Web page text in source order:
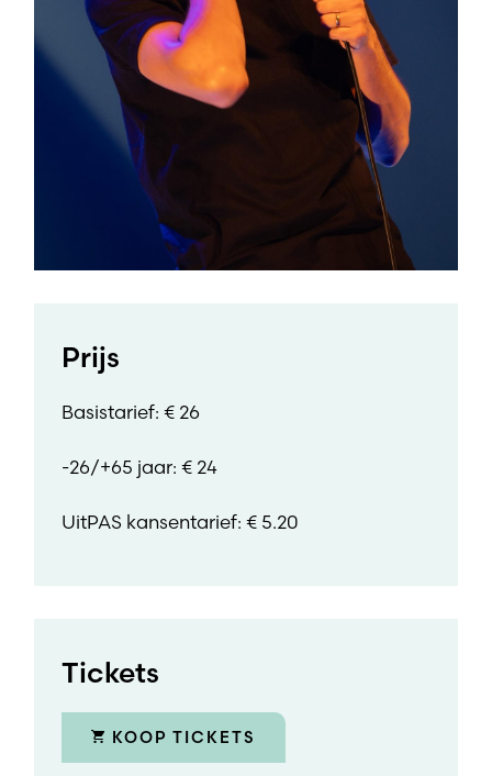
Prijs
Basistarief: € 26
-26/+65 jaar: € 24
UitPAS kansentarief: € 5.20
Tickets
KOOP TICKETS